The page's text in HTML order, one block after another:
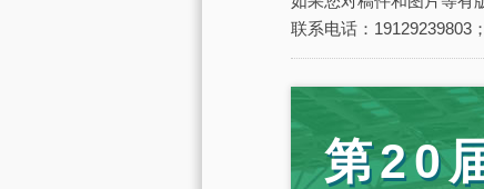
联系电话：19129239803
第20